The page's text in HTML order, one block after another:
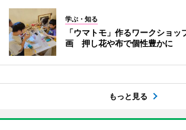
学ぶ・知る
「ウマトモ」作るワークショ
画 押し花や布で個性豊かに
もっと見る